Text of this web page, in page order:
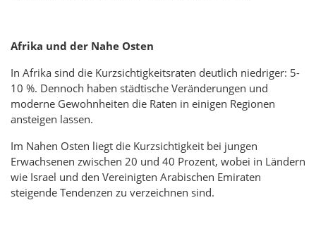
Afrika und der Nahe Osten
In Afrika sind die Kurzsichtigkeitsraten deutlich niedriger: 5-
10 %. Dennoch haben städtische Veränderungen und
moderne Gewohnheiten die Raten in einigen Regionen
ansteigen lassen.
Im Nahen Osten liegt die Kurzsichtigkeit bei jungen
Erwachsenen zwischen 20 und 40 Prozent, wobei in Ländern
wie Israel und den Vereinigten Arabischen Emiraten
steigende Tendenzen zu verzeichnen sind.